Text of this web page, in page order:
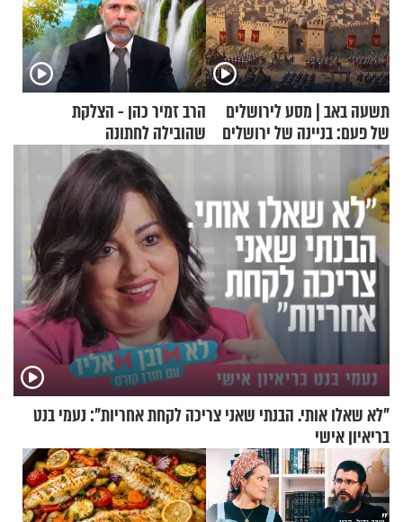
תשעה באב | מסע לירושלים
של פעם: בניינה של ירושלים
הרב זמיר כהן - הצלקת
שהובילה לחתונה
"לא שאלו אותי. הבנתי שאני צריכה לקחת אחריות": נעמי בנט
בריאיון אישי